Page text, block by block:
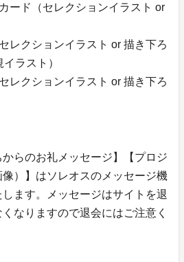
ード（セレクションイラスト or
レクションイラスト or 描き下ろ
ラスト）
レクションイラスト or 描き下ろ
らのお礼メッセージ】【プロジ
）】はソレオスのメッセージ機
ます。メッセージはサイトを退
なりますので退会にはご注意く